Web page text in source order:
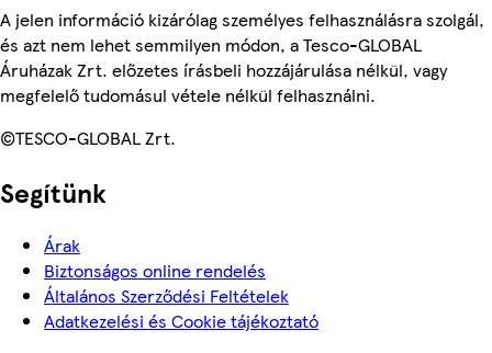
A jelen információ kizárólag személyes felhasználásra szolgál,
és azt nem lehet semmilyen módon, a Tesco-GLOBAL
Áruházak Zrt. előzetes írásbeli hozzájárulása nélkül, vagy
megfelelő tudomásul vétele nélkül felhasználni.
©TESCO-GLOBAL Zrt.
Segítünk
Árak
Biztonságos online rendelés
Általános Szerződési Feltételek
Adatkezelési és Cookie tájékoztató